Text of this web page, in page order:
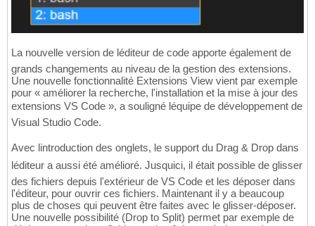
La nouvelle version de léditeur de code apporte également de
grands changements au niveau de la gestion des extensions.
Une nouvelle fonctionnalité Extensions View vient par exemple
pour « améliorer la recherche, l'installation et la mise à jour des
extensions VS Code », a souligné léquipe de développement de
Visual Studio Code.
Avec lintroduction des onglets, le support du Drag & Drop dans
léditeur a aussi été amélioré. Jusquici, il était possible de glisser
des fichiers depuis l'extérieur de VS Code et les déposer dans
l'éditeur, pour ouvrir ces fichiers. Maintenant il y a beaucoup
plus de choses qui peuvent être faites avec le glisser-déposer.
Une nouvelle possibilité (Drop to Split) permet par exemple de